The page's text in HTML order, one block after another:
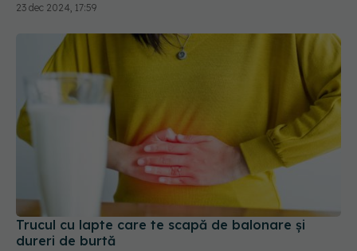
23 dec 2024, 17:59
Trucul cu lapte care te scapă de balonare și
dureri de burtă